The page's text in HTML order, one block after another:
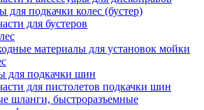
для подкачки колес (бустер)
для бустеров
материалы для установок мойки
для подкачки шин
для пистолетов подкачки шин
шланги, быстроразъемные